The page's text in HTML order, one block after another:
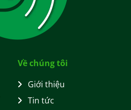
Về chúng tôi
Giới thiệu
Tin tức